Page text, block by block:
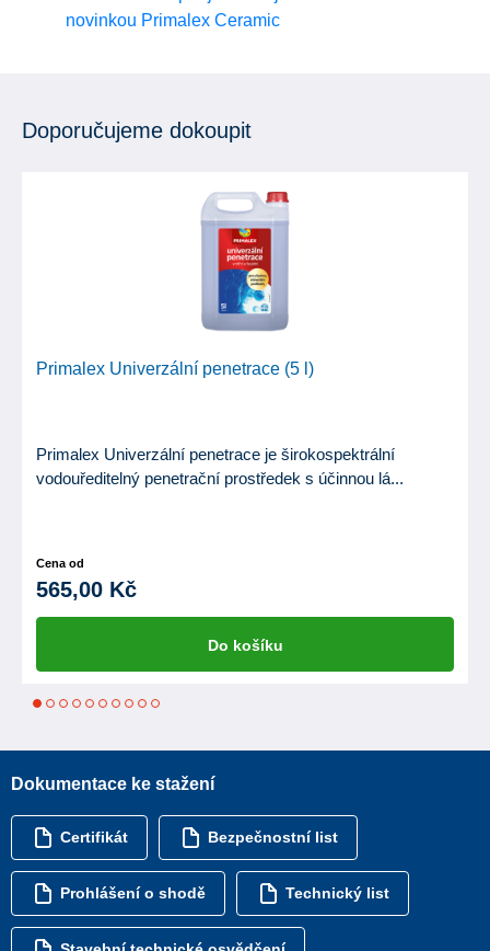
novinkou Primalex Ceramic
Doporučujeme dokoupit
Primalex Univerzální penetrace (5 l)
Primalex Univerzální penetrace je širokospektrální
vodouředitelný penetrační prostředek s účinnou lá...
Cena od
565,00 Kč
Do košíku
1 2 3 4 5 6 7 8 9
Dokumentace ke stažení
Certifikát Bezpečnostní list
Prohlášení o shodě Technický list